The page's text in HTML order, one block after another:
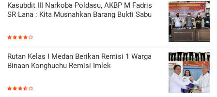
Kasubdit III Narkoba Poldasu, AKBP M Fadris
SR Lana : Kita Musnahkan Barang Bukti Sabu
Rutan Kelas I Medan Berikan Remisi 1 Warga
Binaan Konghuchu Remisi Imlek